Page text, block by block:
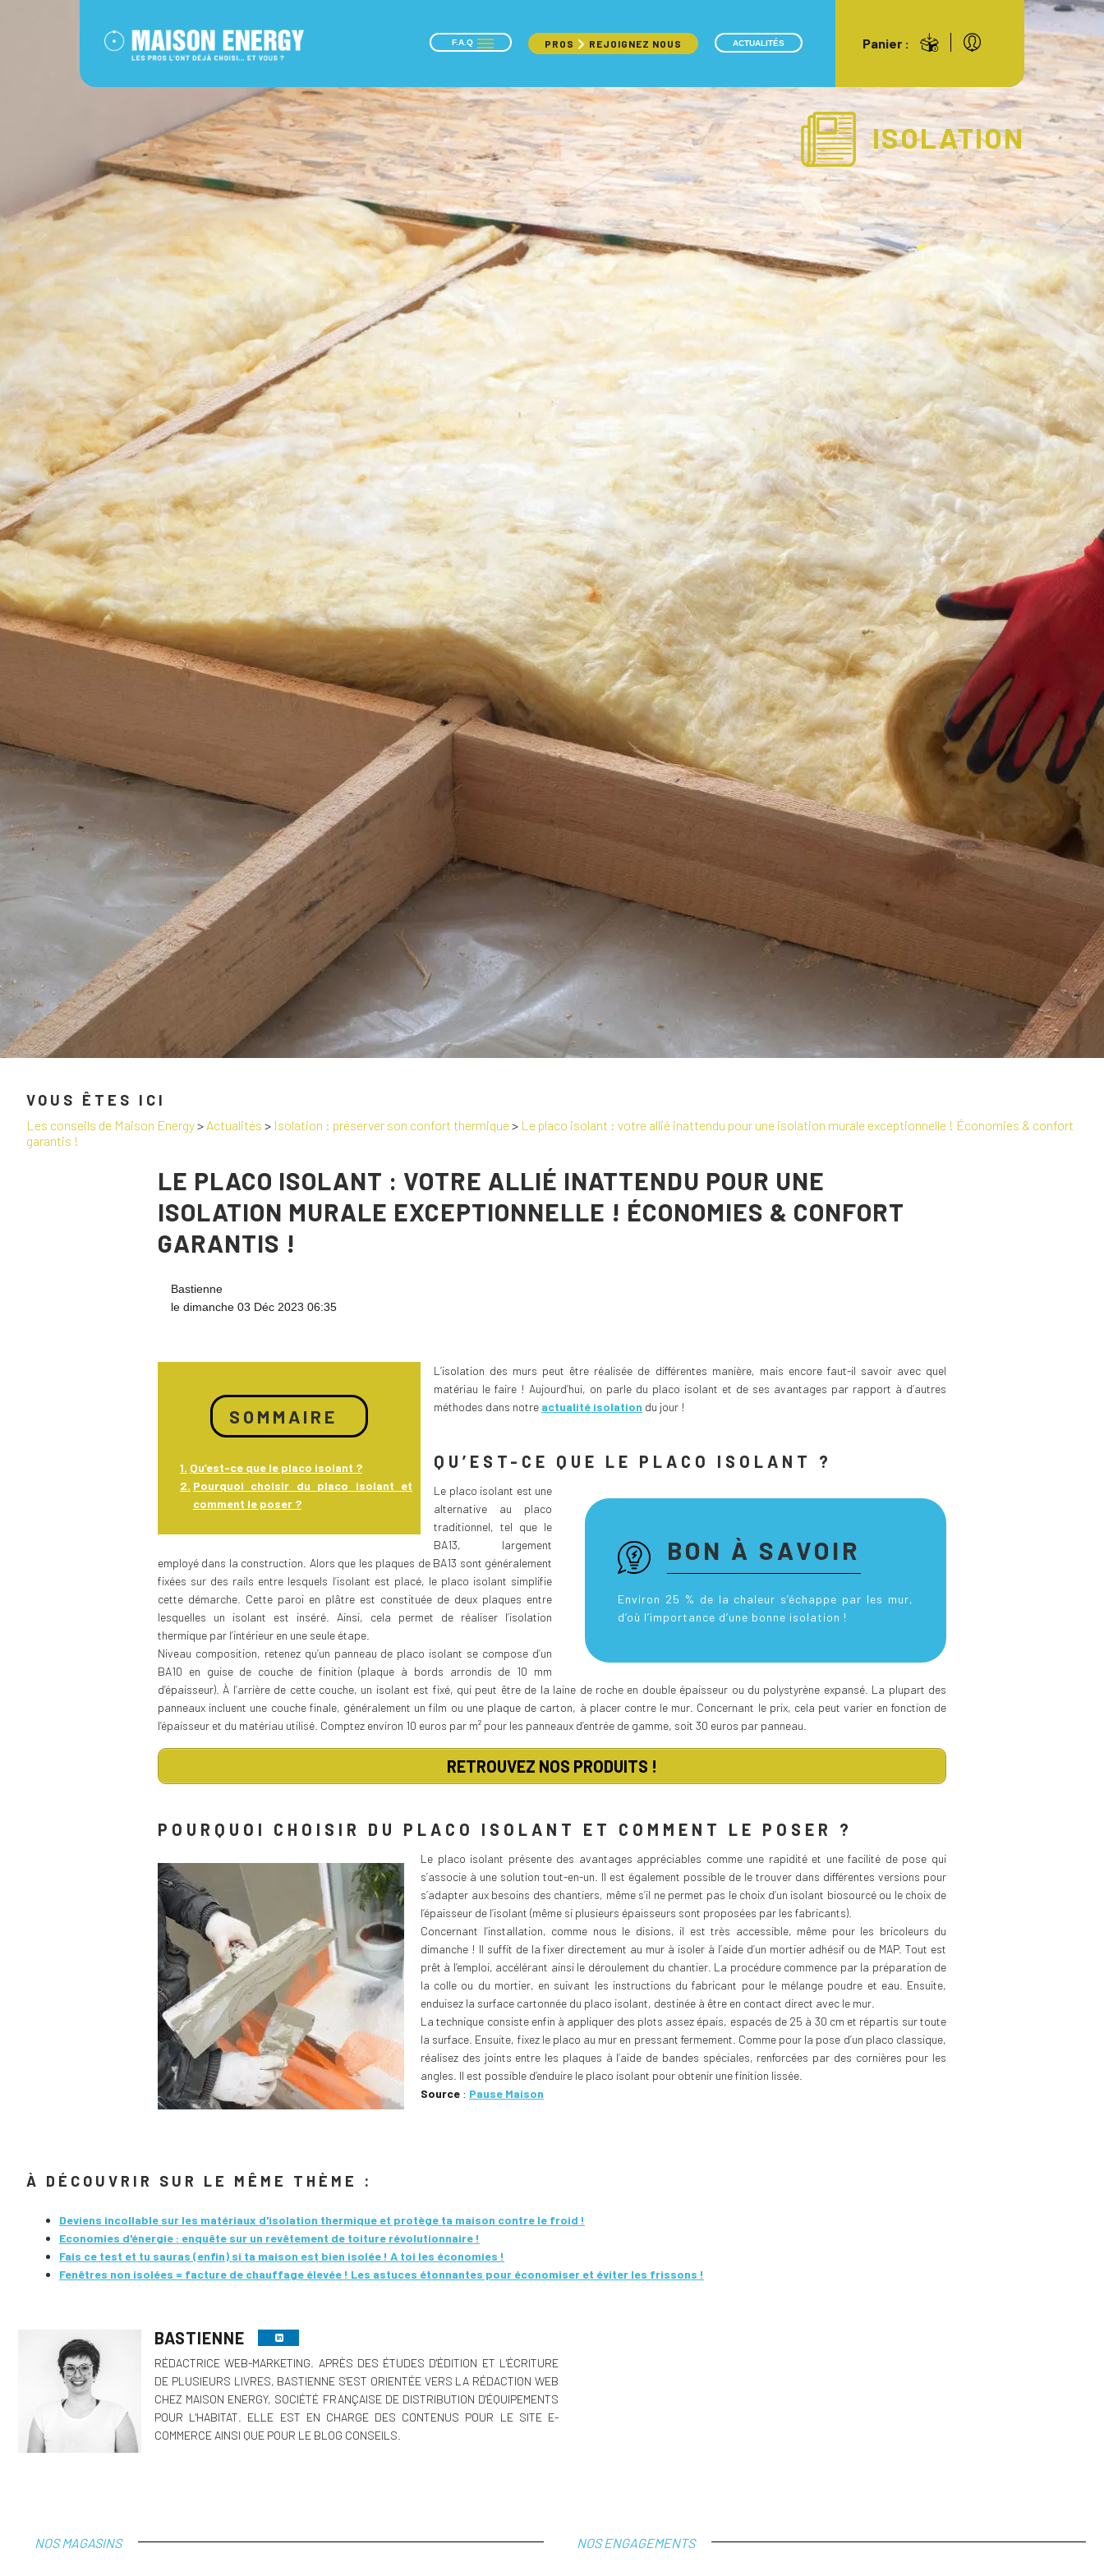
ACTUALITÉS
PROS REJOIGNEZ NOUS
F.A.Q Panier :
ISOLATION
VOUS ÊTES ICI
Les conseils de Maison Energy> Actualités > Isolation : préserver son confort thermique > Le placo isolant : votre allié inattendu pour une isolation murale exceptionnelle ! Économies & confort
garantis !
LE PLACO ISOLANT : VOTRE ALLIÉ INATTENDU POUR UNE
ISOLATION MURALE EXCEPTIONNELLE ! ÉCONOMIES & CONFORT
GARANTIS !
Bastienne
le dimanche 03 Déc 2023 06:35
SOMMAIRE
Qu’est-ce que le placo isolant ?
Pourquoi choisir du placo isolant et
comment le poser ?
L’isolation des murs peut être réalisée de différentes manière, mais encore faut-il savoir avec quel
matériau le faire ! Aujourd’hui, on parle du placo isolant et de ses avantages par rapport à d’autres
méthodes dans notre actualité isolation du jour !
QU’EST-CE QUE LE PLACO ISOLANT ?
BON À SAVOIR
Environ 25 % de la chaleur s’échappe par les mur,
d’où l’importance d’une bonne isolation !
Le placo isolant est une
alternative au placo
traditionnel, tel que le
BA13, largement
employé dans la construction. Alors que les plaques de BA13 sont généralement
fixées sur des rails entre lesquels l’isolant est placé, le placo isolant simplifie
cette démarche. Cette paroi en plâtre est constituée de deux plaques entre
lesquelles un isolant est inséré. Ainsi, cela permet de réaliser l’isolation
thermique par l’intérieur en une seule étape.
Niveau composition, retenez qu’un panneau de placo isolant se compose d’un
BA10 en guise de couche de finition (plaque à bords arrondis de 10 mm
d’épaisseur). À l’arrière de cette couche, un isolant est fixé, qui peut être de la laine de roche en double épaisseur ou du polystyrène expansé. La plupart des
panneaux incluent une couche finale, généralement un film ou une plaque de carton, à placer contre le mur. Concernant le prix, cela peut varier en fonction de
l’épaisseur et du matériau utilisé. Comptez environ 10 euros par m² pour les panneaux d’entrée de gamme, soit 30 euros par panneau.
RETROUVEZ NOS PRODUITS !
POURQUOI CHOISIR DU PLACO ISOLANT ET COMMENT LE POSER ?
Le placo isolant présente des avantages appréciables comme une rapidité et une facilité de pose qui
s’associe à une solution tout-en-un. Il est également possible de le trouver dans différentes versions pour
s’adapter aux besoins des chantiers, même s’il ne permet pas le choix d’un isolant biosourcé ou le choix de
l’épaisseur de l’isolant (même si plusieurs épaisseurs sont proposées par les fabricants).
Concernant l’installation, comme nous le disions, il est très accessible, même pour les bricoleurs du
dimanche ! Il suffit de la fixer directement au mur à isoler à l’aide d’un mortier adhésif ou de MAP. Tout est
prêt à l’emploi, accélérant ainsi le déroulement du chantier. La procédure commence par la préparation de
la colle ou du mortier, en suivant les instructions du fabricant pour le mélange poudre et eau. Ensuite,
enduisez la surface cartonnée du placo isolant, destinée à être en contact direct avec le mur.
La technique consiste enfin à appliquer des plots assez épais, espacés de 25 à 30 cm et répartis sur toute
la surface. Ensuite, fixez le placo au mur en pressant fermement. Comme pour la pose d’un placo classique,
réalisez des joints entre les plaques à l’aide de bandes spéciales, renforcées par des cornières pour les
angles. Il est possible d’enduire le placo isolant pour obtenir une finition lissée.
Source : Pause Maison
À DÉCOUVRIR SUR LE MÊME THÈME :
Deviens incollable sur les matériaux d'isolation thermique et protège ta maison contre le froid !
Economies d'énergie : enquête sur un revêtement de toiture révolutionnaire !
Fais ce test et tu sauras (enfin) si ta maison est bien isolée ! A toi les économies !
Fenêtres non isolées = facture de chauffage élevée ! Les astuces étonnantes pour économiser et éviter les frissons !
BASTIENNE
RÉDACTRICE WEB-MARKETING. APRÈS DES ÉTUDES D'ÉDITION ET L'ÉCRITURE
DE PLUSIEURS LIVRES, BASTIENNE S'EST ORIENTÉE VERS LA RÉDACTION WEB
CHEZ MAISON ENERGY, SOCIÉTÉ FRANÇAISE DE DISTRIBUTION D'ÉQUIPEMENTS
POUR L'HABITAT. ELLE EST EN CHARGE DES CONTENUS POUR LE SITE E-
COMMERCE AINSI QUE POUR LE BLOG CONSEILS.
NOS MAGASINS NOS ENGAGEMENTS